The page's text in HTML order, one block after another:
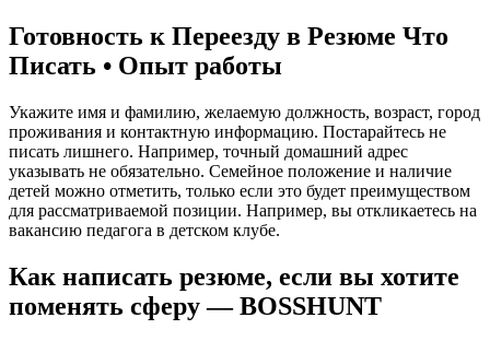
Готовность к Переезду в Резюме Что
Писать • Опыт работы
Укажите имя и фамилию, желаемую должность, возраст, город
проживания и контактную информацию. Постарайтесь не
писать лишнего. Например, точный домашний адрес
указывать не обязательно. Семейное положение и наличие
детей можно отметить, только если это будет преимуществом
для рассматриваемой позиции. Например, вы откликаетесь на
вакансию педагога в детском клубе.
Как написать резюме, если вы хотите
поменять сферу — BOSSHUNT